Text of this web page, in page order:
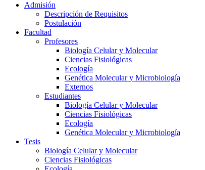
Admisión
Descripción de Requisitos
Postulación
Facultad
Profesores
Biología Celular y Molecular
Ciencias Fisiológicas
Ecología
Genética Molecular y Microbiología
Externos
Estudiantes
Biología Celular y Molecular
Ciencias Fisiológicas
Ecología
Genética Molecular y Microbiología
Tesis
Biología Celular y Molecular
Ciencias Fisiológicas